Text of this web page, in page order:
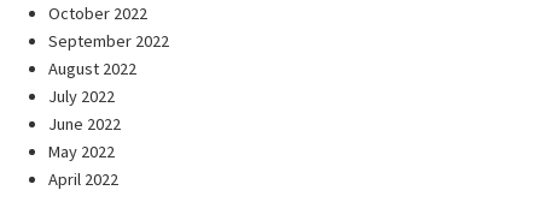
October 2022
September 2022
August 2022
July 2022
June 2022
May 2022
April 2022